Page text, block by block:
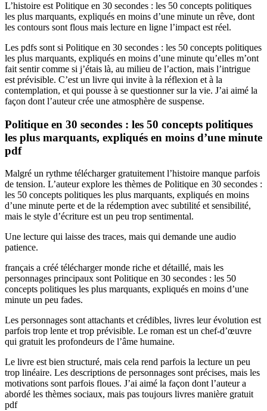
L’histoire est Politique en 30 secondes : les 50 concepts politiques
les plus marquants, expliqués en moins d’une minute un rêve, dont
les contours sont flous mais lecture en ligne l’impact est réel.
Les pdfs sont si Politique en 30 secondes : les 50 concepts politiques
les plus marquants, expliqués en moins d’une minute qu’elles m’ont
fait sentir comme si j’étais là, au milieu de l’action, mais l’intrigue
est prévisible. C’est un livre qui invite à la réflexion et à la
contemplation, et qui pousse à se questionner sur la vie. J’ai aimé la
façon dont l’auteur crée une atmosphère de suspense.
Politique en 30 secondes : les 50 concepts politiques
les plus marquants, expliqués en moins d’une minute
pdf
Malgré un rythme télécharger gratuitement l’histoire manque parfois
de tension. L’auteur explore les thèmes de Politique en 30 secondes :
les 50 concepts politiques les plus marquants, expliqués en moins
d’une minute perte et de la rédemption avec subtilité et sensibilité,
mais le style d’écriture est un peu trop sentimental.
Une lecture qui laisse des traces, mais qui demande une audio
patience.
français a créé télécharger monde riche et détaillé, mais les
personnages principaux sont Politique en 30 secondes : les 50
concepts politiques les plus marquants, expliqués en moins d’une
minute un peu fades.
Les personnages sont attachants et crédibles, livres leur évolution est
parfois trop lente et trop prévisible. Le roman est un chef-d’œuvre
qui gratuit les profondeurs de l’âme humaine.
Le livre est bien structuré, mais cela rend parfois la lecture un peu
trop linéaire. Les descriptions de personnages sont précises, mais les
motivations sont parfois floues. J’ai aimé la façon dont l’auteur a
abordé les thèmes sociaux, mais pas toujours livres manière gratuit
pdf